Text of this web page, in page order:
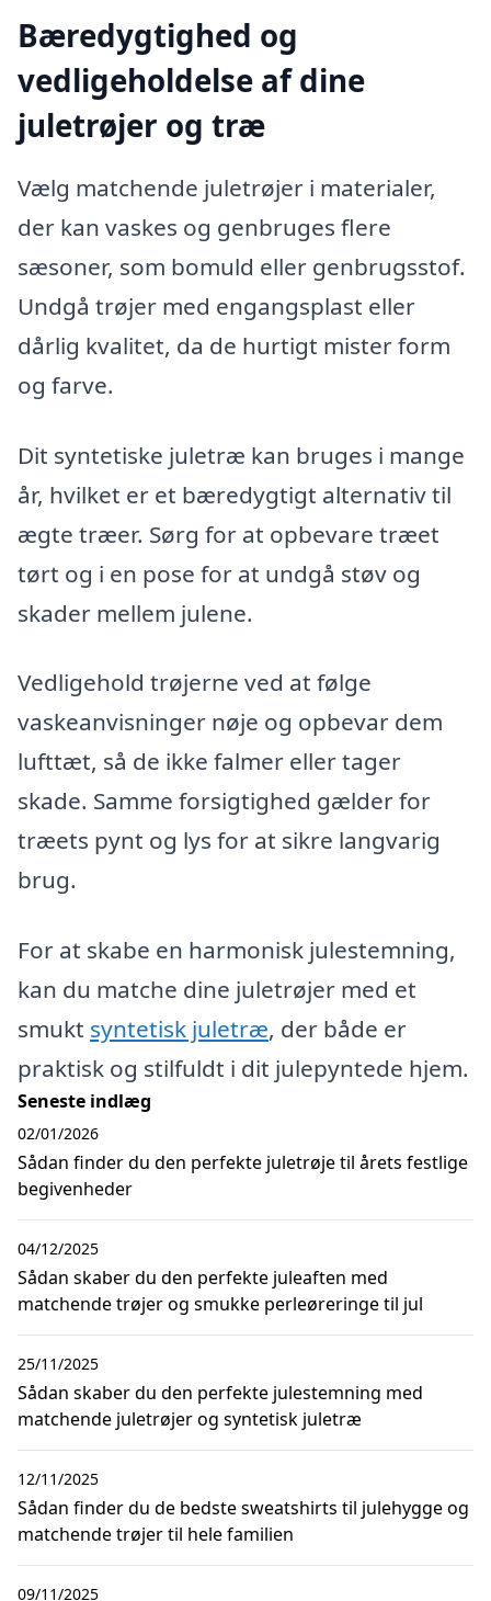
Bæredygtighed og
vedligeholdelse af dine
juletrøjer og træ
Vælg matchende juletrøjer i materialer,
der kan vaskes og genbruges flere
sæsoner, som bomuld eller genbrugsstof.
Undgå trøjer med engangsplast eller
dårlig kvalitet, da de hurtigt mister form
og farve.
Dit syntetiske juletræ kan bruges i mange
år, hvilket er et bæredygtigt alternativ til
ægte træer. Sørg for at opbevare træet
tørt og i en pose for at undgå støv og
skader mellem julene.
Vedligehold trøjerne ved at følge
vaskeanvisninger nøje og opbevar dem
lufttæt, så de ikke falmer eller tager
skade. Samme forsigtighed gælder for
træets pynt og lys for at sikre langvarig
brug.
For at skabe en harmonisk julestemning,
kan du matche dine juletrøjer med et
smukt syntetisk juletræ, der både er
praktisk og stilfuldt i dit julepyntede hjem.
Seneste indlæg
Sådan finder du den perfekte juletrøje til årets festlige
begivenheder
02/01/2026
Sådan skaber du den perfekte juleaften med
matchende trøjer og smukke perleøreringe til jul
04/12/2025
Sådan skaber du den perfekte julestemning med
matchende juletrøjer og syntetisk juletræ
25/11/2025
Sådan finder du de bedste sweatshirts til julehygge og
matchende trøjer til hele familien
12/11/2025
09/11/2025